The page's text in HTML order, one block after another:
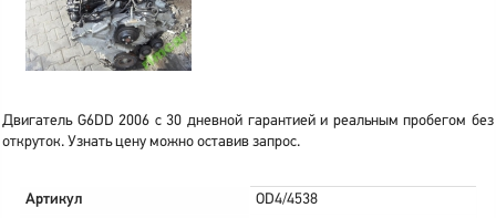
Двигатель G6DD 2006 с 30 дневной гарантией и реальным пробегом без
откруток. Узнать цену можно оставив запрос.
Артикул
OD4/4538